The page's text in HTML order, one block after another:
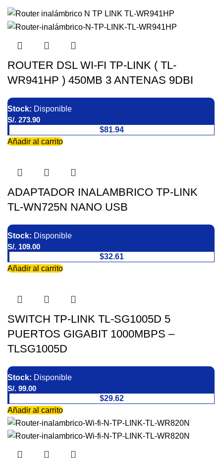
ROUTER DSL WI-FI TP-LINK ( TL-
WR941HP ) 450MB 3 ANTENAS 9DBI
Stock: Disponible
S/. 273.90
$81.94
Añadir al carrito
ADAPTADOR INALAMBRICO TP-LINK
TL-WN725N NANO USB
Stock: Disponible
S/. 109.00
$32.61
Añadir al carrito
SWITCH TP-LINK TL-SG1005D 5
PUERTOS GIGABIT 1000MBPS –
TLSG1005D
Stock: Disponible
S/. 99.00
$29.62
Añadir al carrito